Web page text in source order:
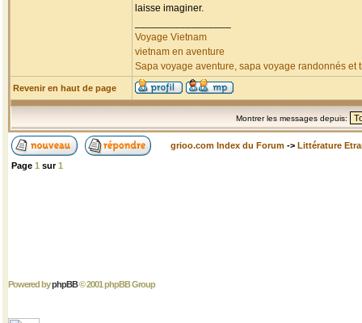
laisse imaginer.
Voyage Vietnam
vietnam en aventure
Sapa voyage aventure, sapa voyage randonnés et
Revenir en haut de page
Montrer les messages depuis:
grioo.com Index du Forum -> Littérature
Page 1 sur1
Powered byphpBB© 2001 phpBB Group